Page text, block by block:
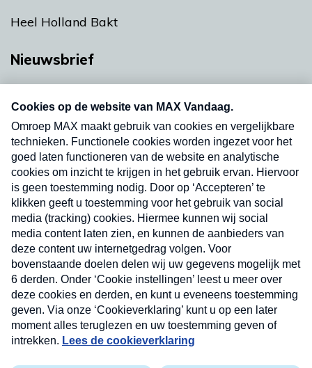
Heel Holland Bakt
Nieuwsbrief
nieuwsbrief. Elke vrijdag- en dinsdagochtend in
uw mailbox.
Verzend
Nieuwsbrief
Neem hier een gratis abonnement op onze
nieuwsbrief. Elke vrijdag- en dinsdagochtend in uw